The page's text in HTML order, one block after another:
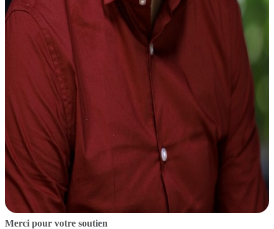
Merci pour votre soutien